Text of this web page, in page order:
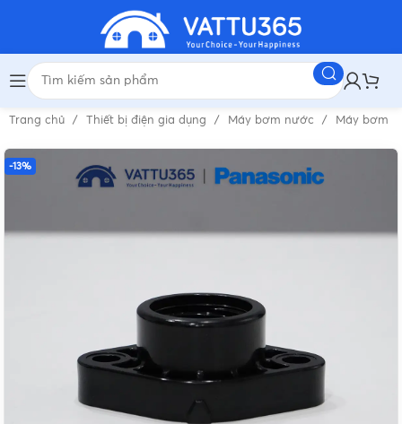
Trang chủ Thiết bị điện gia dụng Máy bơm nước Máy bơm
-13%